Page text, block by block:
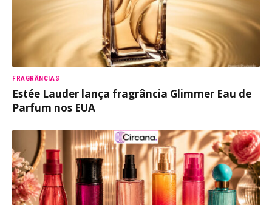
FRAGRÂNCIAS
Estée Lauder lança fragrância Glimmer Eau de
Parfum nos EUA